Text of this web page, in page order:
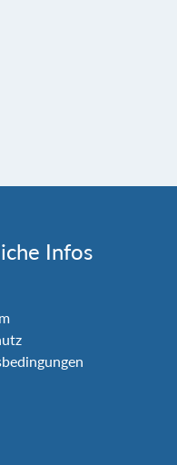
Infos